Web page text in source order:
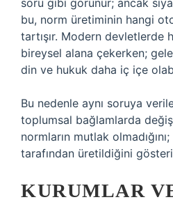
soru gibi görünür; ancak
bu, norm üretiminin hangi
tartışır. Modern devletlerde
bireysel alana çekerken;
din ve hukuk daha iç içe
Bu nedenle aynı soruya
toplumsal bağlamlarda
normların mutlak
tarafından üretildiğini
KURUMLAR